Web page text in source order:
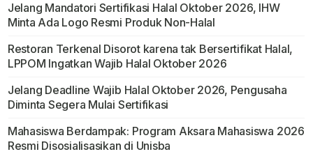
Jelang Mandatori Sertifikasi Halal Oktober 2026, IHW
Minta Ada Logo Resmi Produk Non-Halal
Restoran Terkenal Disorot karena tak Bersertifikat Halal,
LPPOM Ingatkan Wajib Halal Oktober 2026
Jelang Deadline Wajib Halal Oktober 2026, Pengusaha
Diminta Segera Mulai Sertifikasi
Mahasiswa Berdampak: Program Aksara Mahasiswa 2026
Resmi Disosialisasikan di Unisba